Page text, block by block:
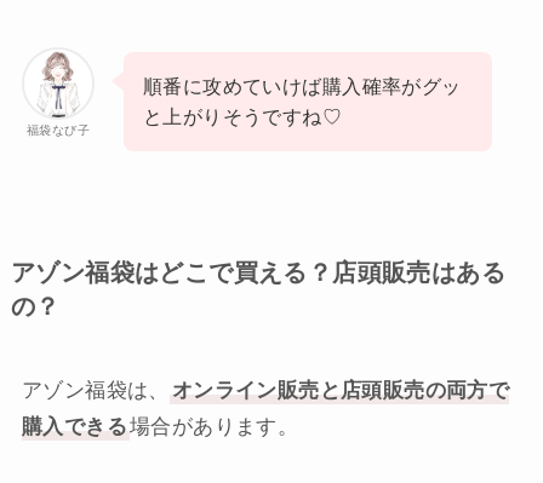
福袋なび子
順番に攻めていけば購入確率がグッ
と上がりそうですね♡
アゾン福袋はどこで買える？店頭販売はある
の？
アゾン福袋は、
オンライン販売と店頭販売の両方で
購入できる場合があります。